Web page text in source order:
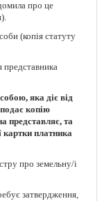
про це
(копія статуту
яка діє від
копію
представляє, та
картки платника
про земельну/і
затвердження,